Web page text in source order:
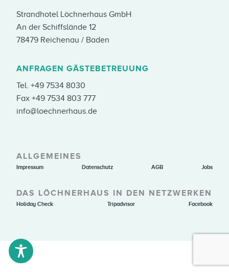
Strandhotel Löchnerhaus GmbH
An der Schiffslände 12
78479 Reichenau / Baden
ANFRAGEN GÄSTEBETREUUNG
Tel. +49 7534 8030
Fax +49 7534 803 777
info@loechnerhaus.de
ALLGEMEINES
Impressum Datenschutz AGB Jobs
DAS LÖCHNERHAUS IN DEN NETZWERKEN
Holiday Check Tripadvisor Facebook